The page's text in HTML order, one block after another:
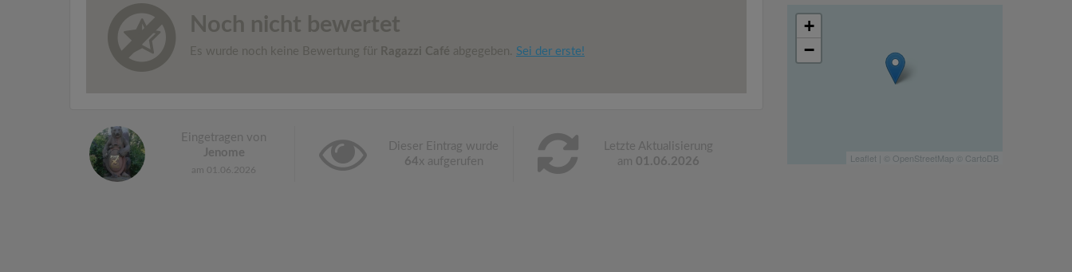
Noch nicht bewertet
Es wurde noch keine Bewertung für Ragazzi Café abgegeben. Sei der erste!
Eingetragen von
Jenome
am 01.06.2026
Dieser Eintrag wurde
64x aufgerufen
Letzte Aktualisierung
am 01.06.2026
+
−
Leaflet OpenStreetMap CartoDB